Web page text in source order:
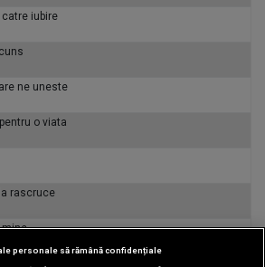
catre iubire
ne uneste
o viata
rascruce
mine
personale să rămână confidențiale